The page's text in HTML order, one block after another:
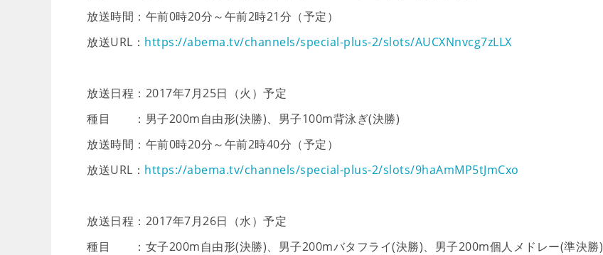
放送時間：午前0時20分～午前2時21分（予定）
放送URL： https://abema.tv/channels/special-plus-2/slots/AUCXNnvcg7zLLX
放送日程：2017年7月25日（火）予定
種目 ：男子200m自由形(決勝)、男子100m背泳ぎ(決勝)
放送時間：午前0時20分～午前2時40分（予定）
放送URL： https://abema.tv/channels/special-plus-2/slots/9haAmMP5tJmCxo
放送日程：2017年7月26日（水）予定
種目 ：女子200m自由形(決勝)、男子200mバタフライ(決勝)、男子200m個人メドレー(準決勝)